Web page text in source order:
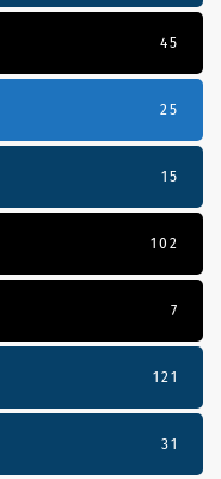
45
25
15
102
7
121
31